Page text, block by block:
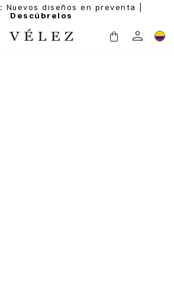
Nuevos diseños en preventa |
Descúbrelos